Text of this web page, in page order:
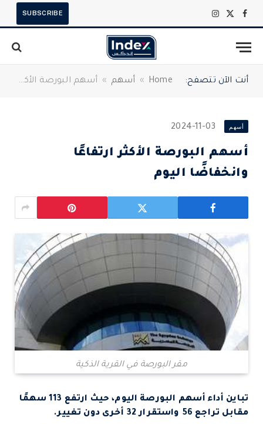
فيسبوك
X
الانستغرام
SUBSCRIBE
أنت الآن تتصفح: Home
» أسهم » أسهم البورصة الأكثر ارتفاعًا وانخفاضًا اليوم
أسهم 2024-11-03
أسهم البورصة الأكثر ارتفاعًا
وانخفاضًا اليوم
مقر البورصة في القرية الذكية
تباين أداء أسهم البورصة اليوم، حيث ارتفع 113 سهمًا
مقابل تراجع 56 واستقرار 32 أخرى دون تغيير.